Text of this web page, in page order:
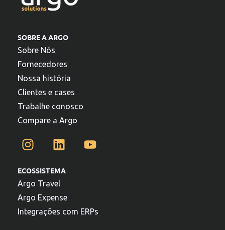
SOBRE A ARGO
Sobre Nós
Fornecedores
Nossa história
Clientes e cases
Trabalhe conosco
Compare a Argo
ECOSSISTEMA
Argo Travel
Argo Expense
Integrações com ERPs